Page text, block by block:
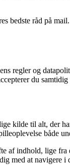
bedste råd på mail.
regler og
du
kilde til alt, der
både
af indhold, lige fra
med at navigere